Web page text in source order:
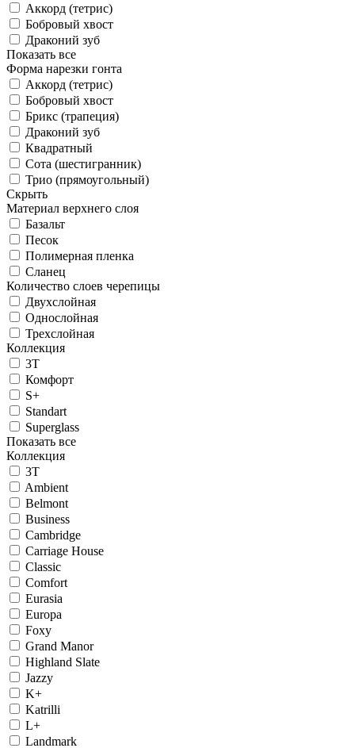
Аккорд (тетрис)
Бобровый хвост
Драконий зуб
Показать все
Форма нарезки гонта
Аккорд (тетрис)
Бобровый хвост
Брикс (трапеция)
Драконий зуб
Квадратный
Сота (шестигранник)
Трио (прямоугольный)
Скрыть
Материал верхнего слоя
Базальт
Песок
Полимерная пленка
Сланец
Количество слоев черепицы
Двухслойная
Однослойная
Трехслойная
Коллекция
3T
Комфорт
S+
Standart
Superglass
Показать все
Коллекция
3T
Ambient
Belmont
Business
Cambridge
Carriage House
Classic
Comfort
Eurasia
Europa
Foxy
Grand Manor
Highland Slate
Jazzy
K+
Katrilli
L+
Landmark